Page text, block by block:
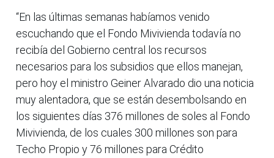
“En las últimas semanas habíamos venido
escuchando que el Fondo Mivivienda todavía no
recibía del Gobierno central los recursos
necesarios para los subsidios que ellos manejan,
pero hoy el ministro Geiner Alvarado dio una noticia
muy alentadora, que se están desembolsando en
los siguientes días 376 millones de soles al Fondo
Mivivienda, de los cuales 300 millones son para
Techo Propio y 76 millones para Crédito